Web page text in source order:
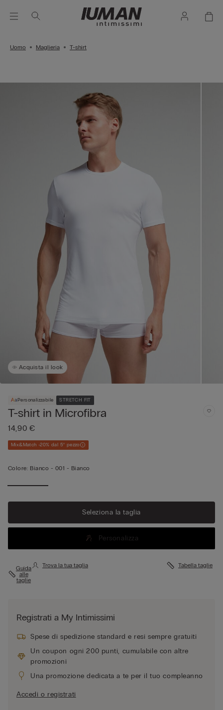
Uomo Maglieria T-shirt
Acquista il look
Personalizzabile STRETCH FIT
T-shirt in Microfibra
14,90 €
Mix&Match -20% dal 5° pezzo
Colore: Bianco - 001 - Bianco
Seleziona la taglia
Personalizza
Guida
alle
taglie
Trova la tua taglia Tabella taglie
Registrati a My Intimissimi
Spese di spedizione standard e resi sempre gratuiti
Un coupon ogni 200 punti, cumulabile con altre
promozioni
Una promozione dedicata a te per il tuo compleanno
Accedi o registrati